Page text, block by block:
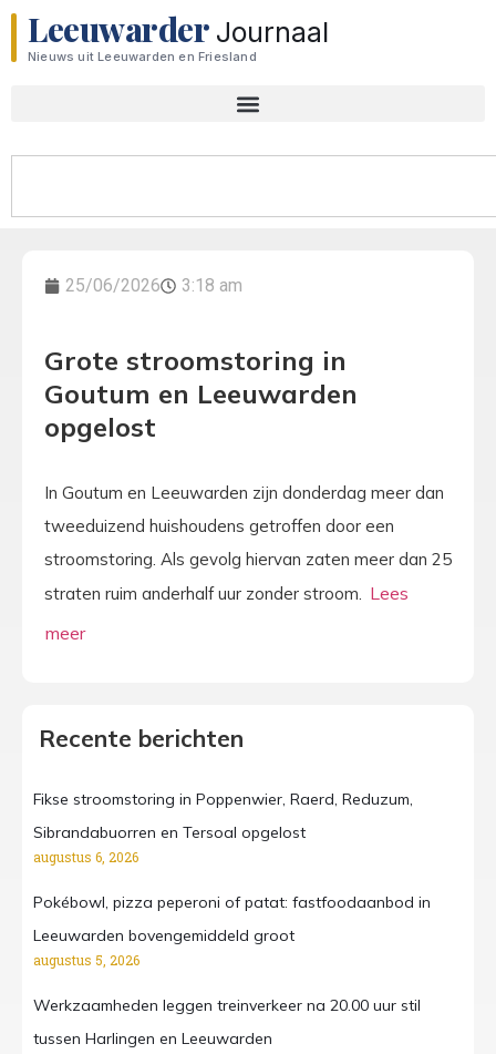
Leeuwarder Journaal
Nieuws uit Leeuwarden en Friesland
25/06/2026 3:18 am
Grote stroomstoring in
Goutum en Leeuwarden
opgelost
In Goutum en Leeuwarden zijn donderdag meer dan
tweeduizend huishoudens getroffen door een
stroomstoring. Als gevolg hiervan zaten meer dan 25
straten ruim anderhalf uur zonder stroom.
Recente berichten
Fikse stroomstoring in Poppenwier, Raerd, Reduzum,
Sibrandabuorren en Tersoal opgelost
augustus 6, 2026
Pokébowl, pizza peperoni of patat: fastfoodaanbod in
Leeuwarden bovengemiddeld groot
augustus 5, 2026
Werkzaamheden leggen treinverkeer na 20.00 uur stil
tussen Harlingen en Leeuwarden